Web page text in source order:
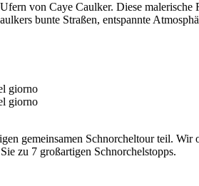
von Caye Caulker. Diese
bunte Straßen, entspannte
gemeinsamen Schnorcheltour teil.
zu 7 großartigen Schnorchelstopps.